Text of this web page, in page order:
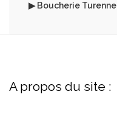
▶ Boucherie Turenne
A propos du site :